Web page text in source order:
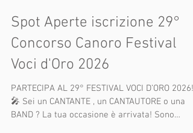
Spot Aperte iscrizione 29°
Concorso Canoro Festival
Voci d'Oro 2026
PARTECIPA AL 29° FESTIVAL VOCI D’ORO 2026!
🎤 Sei un CANTANTE , un CANTAUTORE o una
BAND ? La tua occasione è arrivata! Sono